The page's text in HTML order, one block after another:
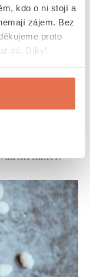
kdo o ni stojí a
zájem. Bez
proto
dá. Díky!
využívánov
indického
mléko
a
postačí
mixér.